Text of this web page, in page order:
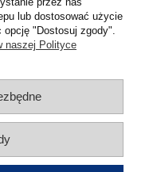
lub dostosować użycie
opcję "Dostosuj zgody".
naszej Polityce